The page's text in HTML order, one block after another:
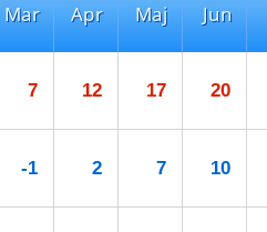
Mar
7
-1
Apr
12
2
Maj
17
7
Jun
20
10